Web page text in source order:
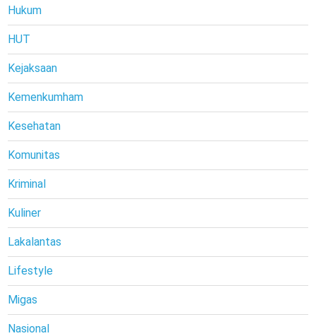
Hukum
HUT
Kejaksaan
Kemenkumham
Kesehatan
Komunitas
Kriminal
Kuliner
Lakalantas
Lifestyle
Migas
Nasional